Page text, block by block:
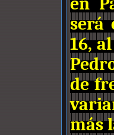
será
16,
de
más